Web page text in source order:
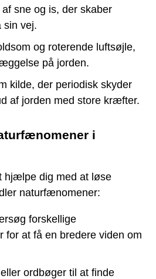
sne og is, der skaber
sin vej.
og roterende luftsøjle,
på jorden.
kilde, der periodisk skyder
af jorden med store kræfter.
i
hjælpe dig med at løse
naturfænomener:
forskellige
for at få en bredere viden om
ordbøger til at finde